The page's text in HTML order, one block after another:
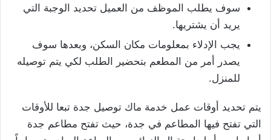
سوف يطلب الموظف من العميل تحديد الوجبة التي
يريد أن يشتريها.
يجب الإدلاء بمعلومات مكان السكن، وبعدها سوف
يصدر أمر من المطعم بتحضير الطلب لكي يتم توصيله
للمنزل.
يتم تحديد أوقات عمل خدمة ماك توصيل جدة تبعا للأوقات
التي تفتح فيها المطاعم في جدة، حيث تفتح مطاعم جدة